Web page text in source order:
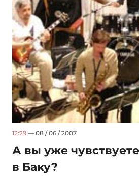
12:29 — 08 / 06 / 2007
А вы уже
в Баку?